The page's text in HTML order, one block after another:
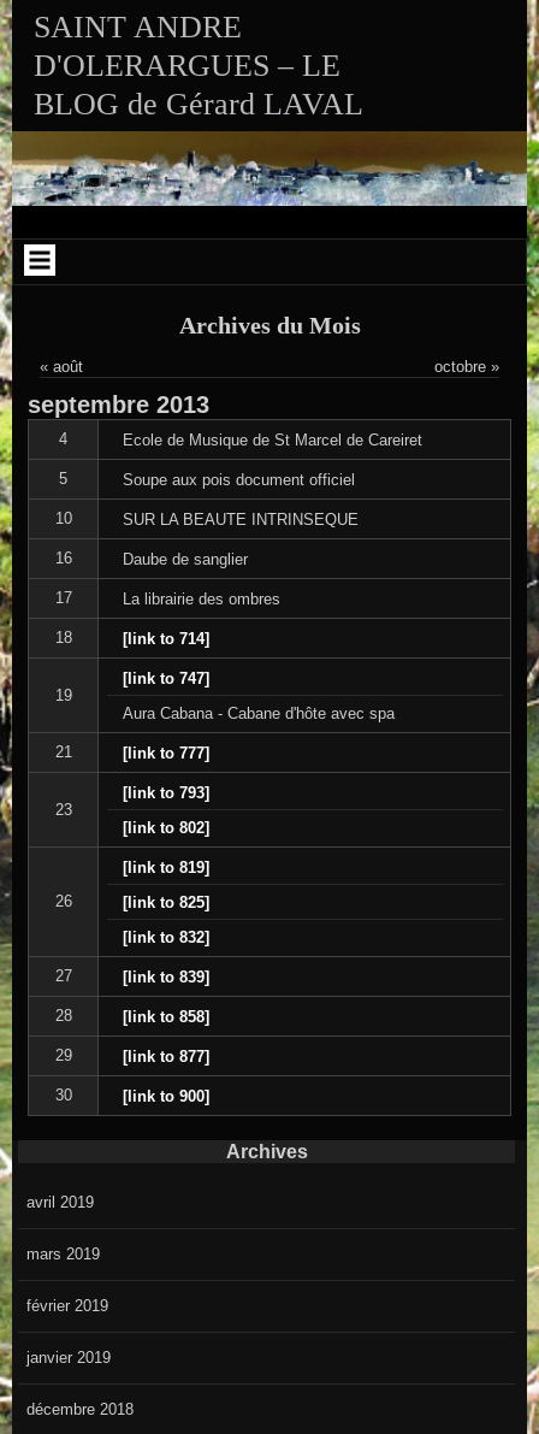
Skip to VISITS_COUNTER_WIDGET
SAINT ANDRE
D'OLERARGUES – LE
BLOG de Gérard LAVAL
Archives du Mois
« août octobre »
septembre 2013
4 Ecole de Musique de St Marcel de Careiret
5 Soupe aux pois document officiel
10 SUR LA BEAUTE INTRINSEQUE
16 Daube de sanglier
17 La librairie des ombres
18 [link to 714]
19
[link to 747]
Aura Cabana - Cabane d'hôte avec spa
21 [link to 777]
23
[link to 793]
[link to 802]
26
[link to 819]
[link to 825]
[link to 832]
27 [link to 839]
28 [link to 858]
29 [link to 877]
30 [link to 900]
Archives
avril 2019
mars 2019
février 2019
janvier 2019
décembre 2018